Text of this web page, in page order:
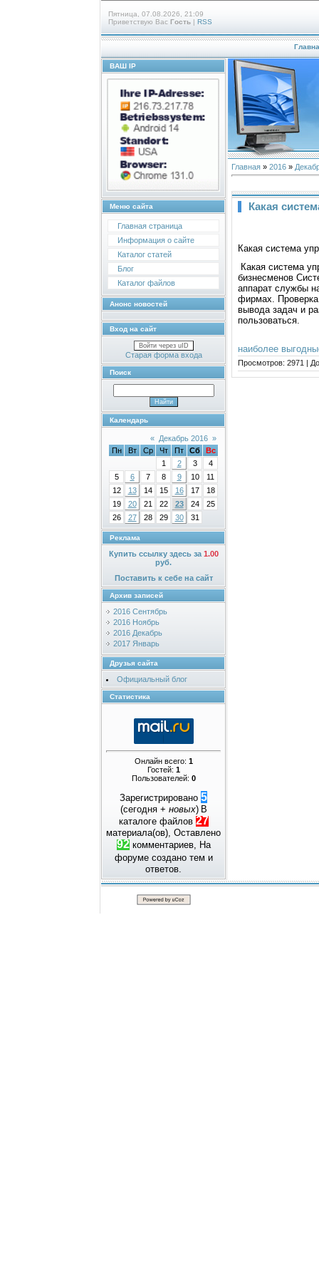
Пятница, 07.08.2026, 21:09
Приветствую Вас Гость | RSS
ВАШ IP
Меню сайта
Главная страница
Информация о сайте
Каталог статей
Блог
Каталог файлов
Анонс новостей
Вход на сайт
Войти через uID
Старая форма входа
Поиск
Календарь
« Декабрь 2016 »
Пн
Вт Ср Чт Пт Сб
Вс
1
2 3
4
5
6 7 8 9 10
11
12
13 14 15 16 17
18
19
20 21 22 23 24
25
26
27 28 29 30 31
Реклама
Купить ссылку здесь за 1.00
руб.
Поставить к себе на сайт
Архив записей
2016 Сентябрь
2016 Ноябрь
2016 Декабрь
2017 Январь
Друзья сайта
Официальный блог
Статистика
Онлайн всего: 1
Гостей: 1
Пользователей: 0
Зарегистрировано 5
(сегодня + новых) В
каталоге файлов 27
материала(ов), Оставлено
92комментариев, На
форуме создано тем и
ответов.
Главная » 2016 »
Какая
Какая система
Какая система
бизнесменов
аппарат службы
фирмах.
вывода задач и
пользоваться.
наиболее
Просмотров: 2971